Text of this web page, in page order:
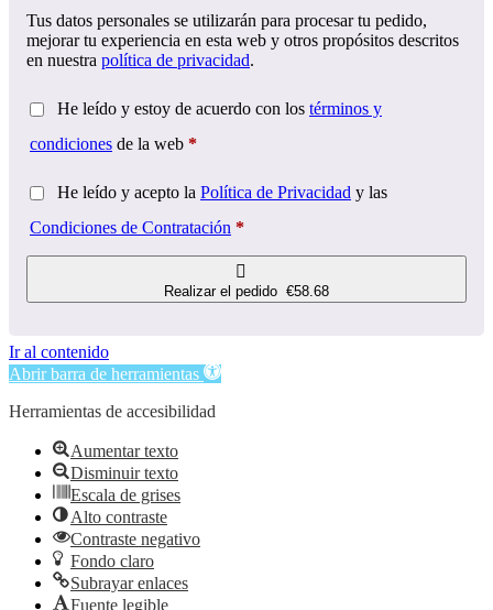
Tus datos personales se utilizarán para procesar tu pedido,
mejorar tu experiencia en esta web y otros propósitos descritos
en nuestra política de privacidad.
He leído y estoy de acuerdo con los términos y
condiciones de la web *
He leído y acepto la Política de Privacidad y las
Condiciones de Contratación *
Realizar el pedido €58.68
Ir al contenido
Abrir barra de herramientas
Herramientas de accesibilidad
Aumentar texto
Disminuir texto
Escala de grises
Alto contraste
Contraste negativo
Fondo claro
Subrayar enlaces
Fuente legible